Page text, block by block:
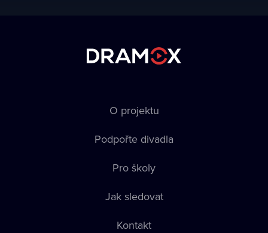
O projektu
Podpořte divadla
Pro školy
Jak sledovat
Kontakt